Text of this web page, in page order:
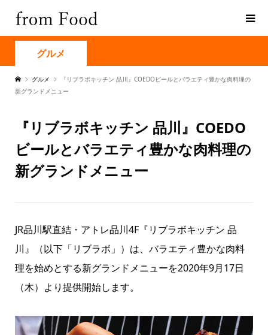
グルメ
グルメ
『リブラボキッチン 品川』COEDOビールとバラエティ豊かな肉料理の
新グランドメニュー
『リブラボキッチン 品川』COEDO
ビールとバラエティ豊かな肉料理の
新グランドメニュー
JR品川駅直結・アトレ品川4F『リブラボキッチン 品
川』（以下「リブラボ」）は、バラエティ豊かな肉料
理を始めとする新グランドメニューを2020年9月17日
（木）より提供開始します。